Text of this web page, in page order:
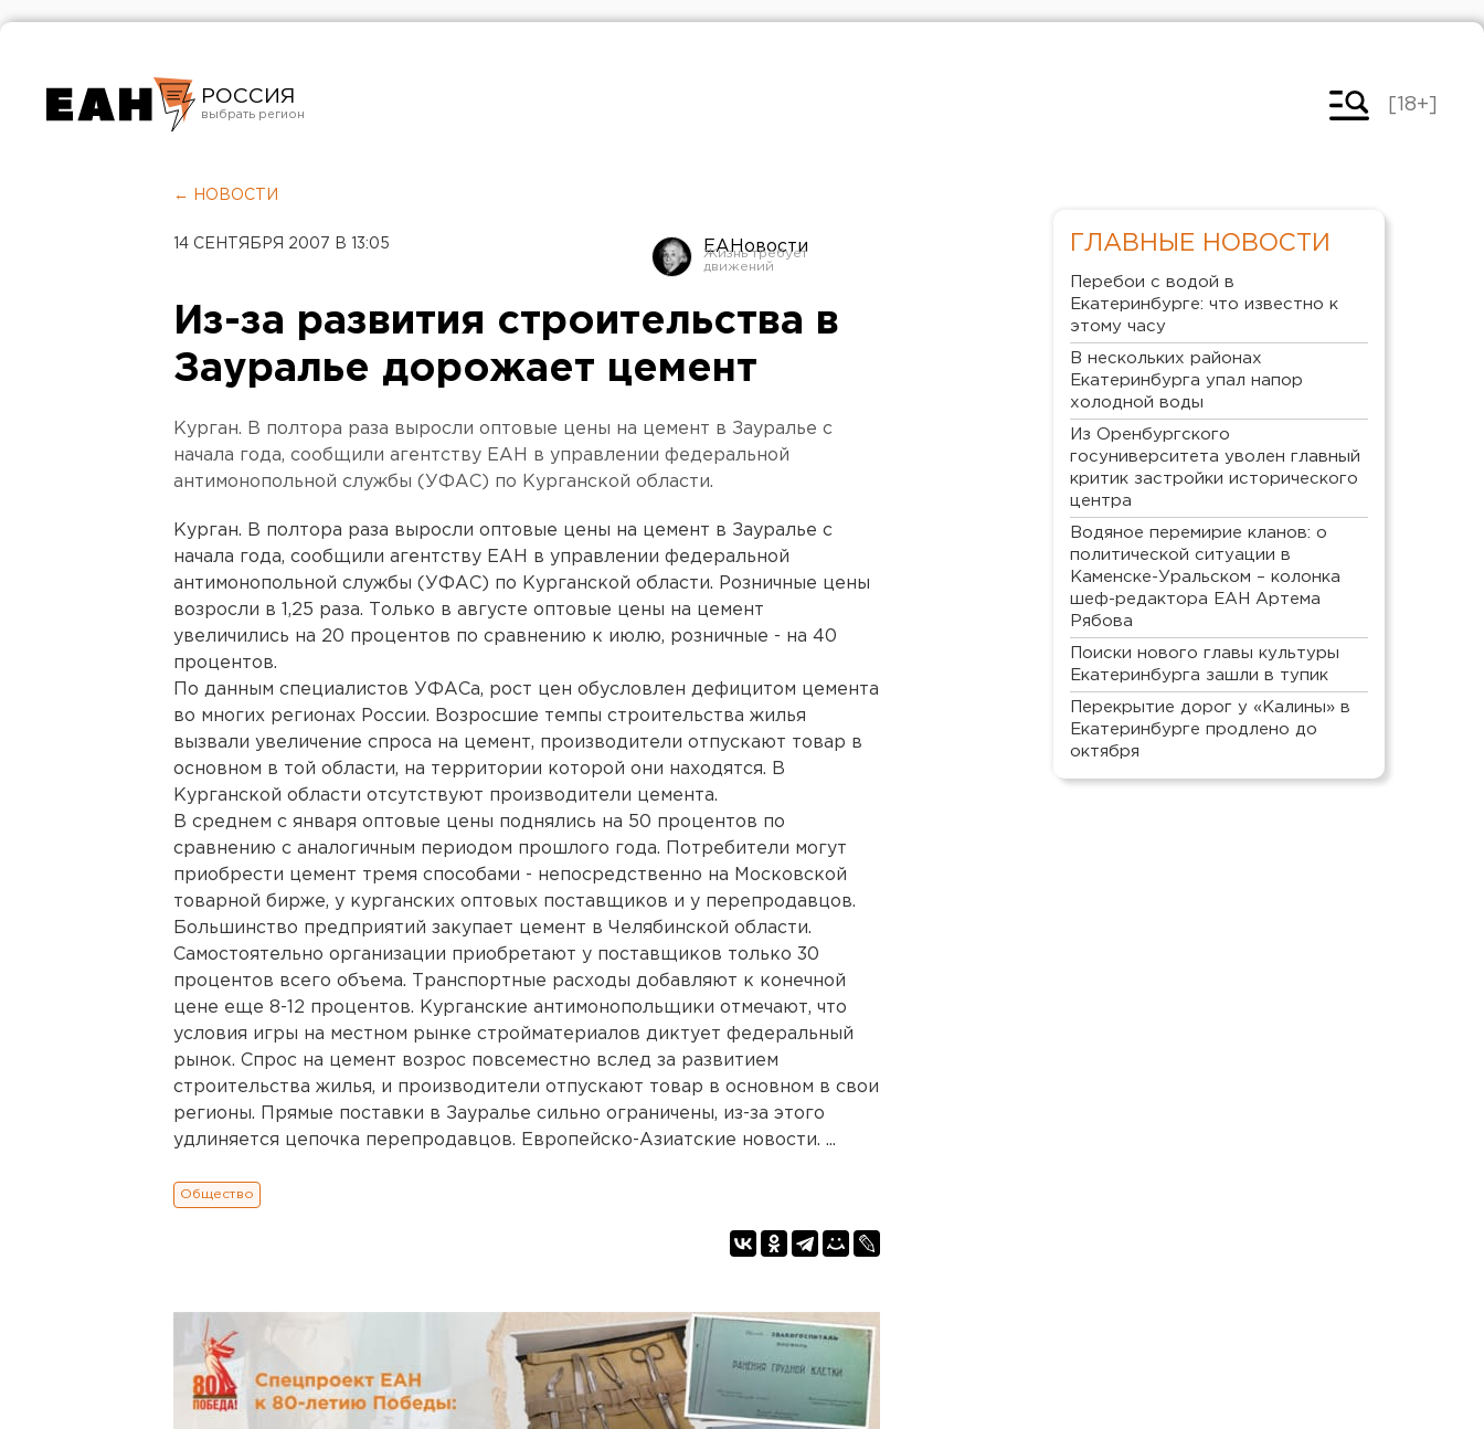
РОССИЯ
Челябинск
[18+]
← НОВОСТИ
14 СЕНТЯБРЯ 2007 В 13:05 ЕАНовости
Из-за развития строительства в
Зауралье дорожает цемент
Курган. В полтора раза выросли оптовые цены на цемент в Зауралье с
начала года, сообщили агентству ЕАН в управлении федеральной
антимонопольной службы (УФАС) по Курганской области.
Курган. В полтора раза выросли оптовые цены на цемент в Зауралье с
начала года, сообщили агентству ЕАН в управлении федеральной
антимонопольной службы (УФАС) по Курганской области. Розничные цены
возросли в 1,25 раза. Только в августе оптовые цены на цемент
увеличились на 20 процентов по сравнению к июлю, розничные - на 40
процентов.
По данным специалистов УФАСа, рост цен обусловлен дефицитом цемента
во многих регионах России. Возросшие темпы строительства жилья
вызвали увеличение спроса на цемент, производители отпускают товар в
основном в той области, на территории которой они находятся. В
Курганской области отсутствуют производители цемента.
В среднем с января оптовые цены поднялись на 50 процентов по
сравнению с аналогичным периодом прошлого года. Потребители могут
приобрести цемент тремя способами - непосредственно на Московской
товарной бирже, у курганских оптовых поставщиков и у перепродавцов.
Большинство предприятий закупает цемент в Челябинской области.
Самостоятельно организации приобретают у поставщиков только 30
процентов всего объема. Транспортные расходы добавляют к конечной
цене еще 8-12 процентов. Курганские антимонопольщики отмечают, что
условия игры на местном рынке стройматериалов диктует федеральный
рынок. Спрос на цемент возрос повсеместно вслед за развитием
строительства жилья, и производители отпускают товар в основном в свои
регионы. Прямые поставки в Зауралье сильно ограничены, из-за этого
удлиняется цепочка перепродавцов. Европейско-Азиатские новости. ...
Общество
ГЛАВНЫЕ НОВОСТИ
Перебои с водой в
Екатеринбурге: что известно к
этому часу
В нескольких районах
Екатеринбурга упал напор
холодной воды
Из Оренбургского
госуниверситета уволен главный
критик застройки исторического
центра
Водяное перемирие кланов: о
политической ситуации в
Каменске-Уральском – колонка
шеф-редактора ЕАН Артема
Рябова
Поиски нового главы культуры
Екатеринбурга зашли в тупик
Перекрытие дорог у «Калины» в
Екатеринбурге продлено до
октября